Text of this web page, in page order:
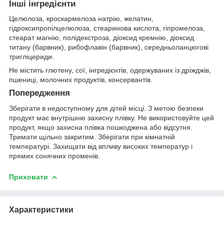
Інші інгредієнти
Целюлоза, кроскармелоза натрію, желатин,
гідроксипропілцелюлоза, стеаринова кислота, гіпромелоза,
стеарат магнію, полідекстроза, діоксид кремнію, діоксид
титану (барвник), рибофлавін (барвник), cередньоланцюгові
тригліцериди.
Не містить глютену, сої, інгредієнтів, одержуваних із дріжджів,
пшениці, молочних продуктів, консервантів.
Попередження
Зберігати в недоступному для дітей місці. З метою безпеки
продукт має внутрішню захисну плівку. Не використовуйте цей
продукт, якщо захисна плівка пошкоджена або відсутня.
Тримати щільно закритим. Зберігати при кімнатній
температурі. Захищати від впливу високих температур і
прямих сонячних променів.
Приховати
Характеристики